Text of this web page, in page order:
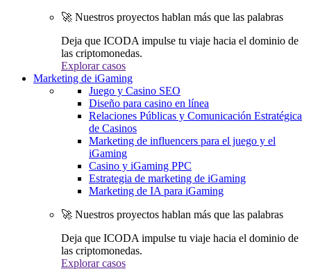
🚀 Nuestros proyectos hablan más que las palabras
Deja que ICODA impulse tu viaje hacia el dominio de
las criptomonedas.
Explorar casos
Marketing de iGaming
Juego y Casino SEO
Diseño para casino en línea
Relaciones Públicas y Comunicación Estratégica
de Casinos
Marketing de influencers para el juego y el
iGaming
Casino y iGaming PPC
Estrategia de marketing de iGaming
Marketing de IA para iGaming
🚀 Nuestros proyectos hablan más que las palabras
Deja que ICODA impulse tu viaje hacia el dominio de
las criptomonedas.
Explorar casos